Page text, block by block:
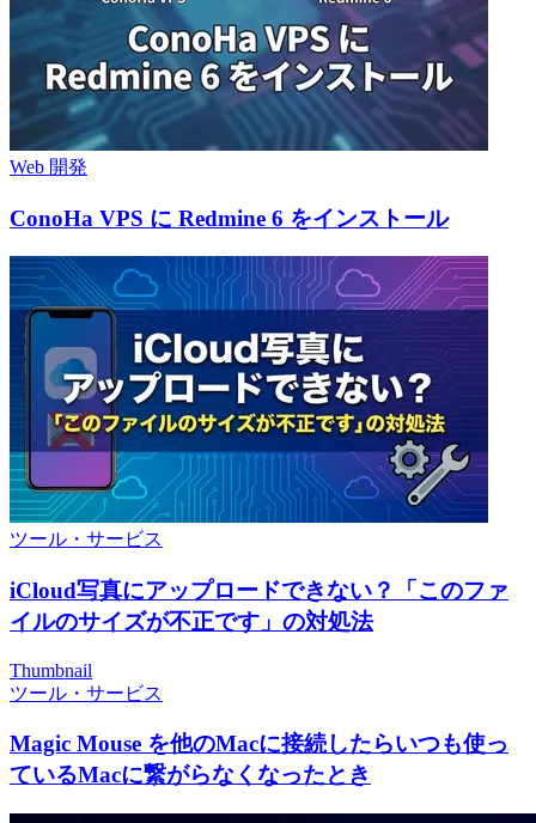
Web 開発
ConoHa VPS に Redmine 6 をインストール
ツール・サービス
iCloud写真にアップロードできない？「このファ
イルのサイズが不正です」の対処法
Thumbnail
ツール・サービス
Magic Mouse を他のMacに接続したらいつも使っ
ているMacに繋がらなくなったとき